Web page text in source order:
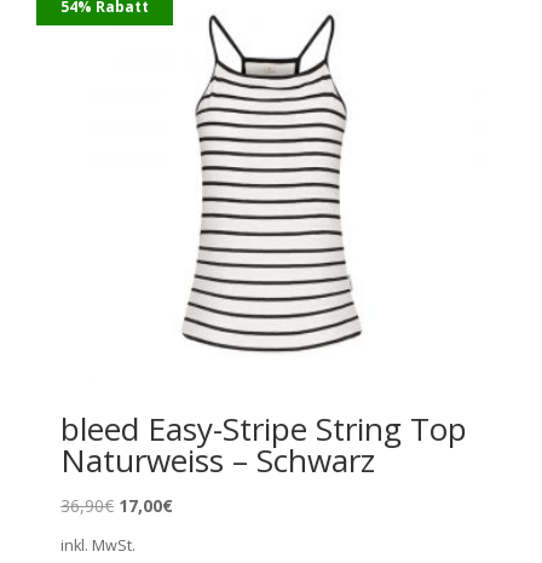
54% Rabatt
bleed Easy-Stripe String Top
Naturweiss – Schwarz
36,90€ Ursprünglicher
17,00€Aktueller
inkl. MwSt.